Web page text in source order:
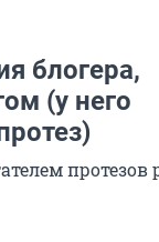
блогера,
(у него
протезов